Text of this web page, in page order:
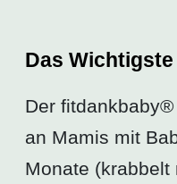
Das
Der
an Mamis mit
Monate (krabbelt